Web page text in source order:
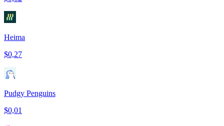
Heima
$0,27
Pudgy Penguins
$0,01